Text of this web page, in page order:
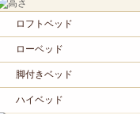
ロフトベッド
ローベッド
脚付きベッド
ハイベッド